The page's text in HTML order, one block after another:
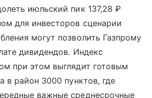
июльский пик 137,28 ₽
для инвесторов сценарии
могут позволить Газпрому
дивидендов. Индекс
при этом выглядит готовым
в район 3000 пунктов, где
важные среднесрочные